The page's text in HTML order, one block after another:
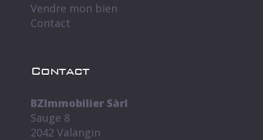
Vendre mon bien
Contact
Contact
BZImmobilier Sàrl
Sauge 8
2042 Valangin